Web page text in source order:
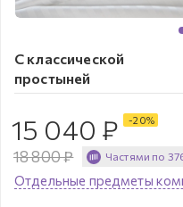
С классической
простыней
15 040 ₽
18 800₽
-20%
Частями по
Отдельные предметы